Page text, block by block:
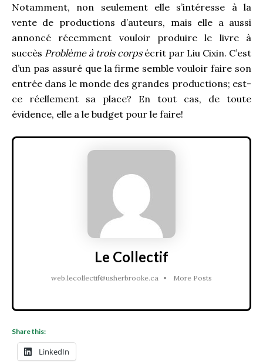
Notamment, non seulement elle s’intéresse à la
vente de productions d’auteurs, mais elle a aussi
annoncé récemment vouloir produire le livre à
succès Problème à trois corpsécrit par Liu Cixin. C’est
d’un pas assuré que la firme semble vouloir faire son
entrée dans le monde des grandes productions; est-
ce réellement sa place? En tout cas, de toute
évidence, elle a le budget pour le faire!
Le Collectif
web.lecollectif@usherbrooke.ca • More Posts
Share this:
LinkedIn